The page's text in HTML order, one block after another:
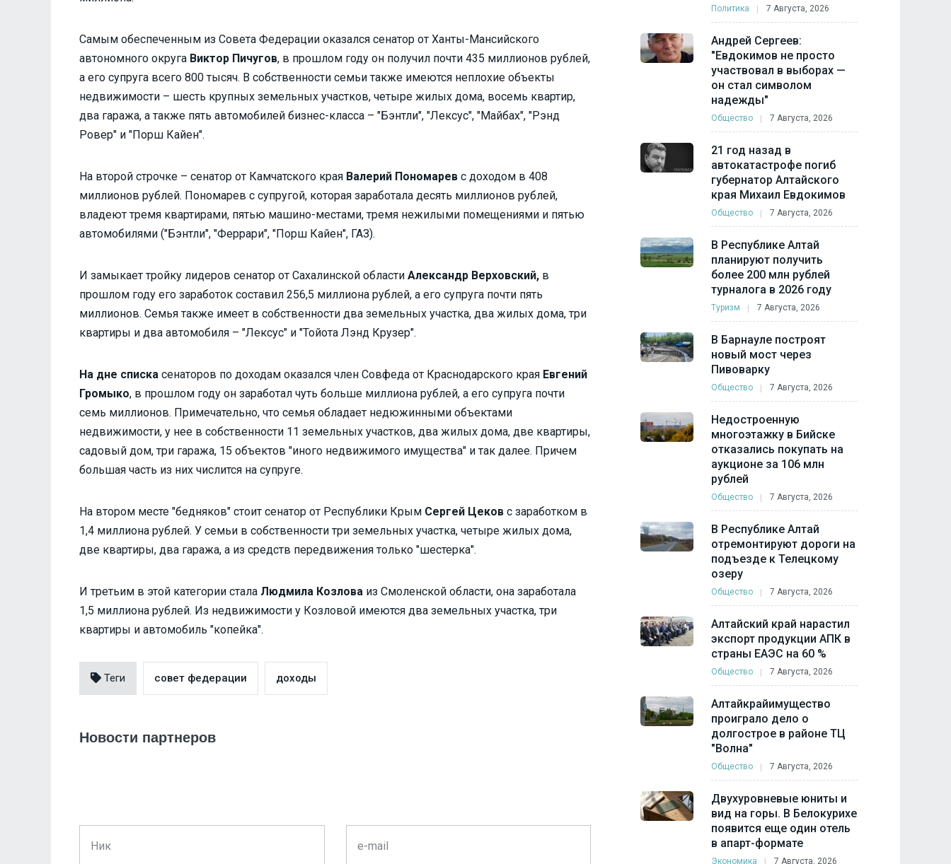
Самым обеспеченным из Совета Федерации оказался сенатор от Ханты-Мансийского
автономного округа Виктор Пичугов, в прошлом году он получил почти 435 миллионов рублей,
а его супруга всего 800 тысяч. В собственности семьи также имеются неплохие объекты
недвижимости – шесть крупных земельных участков, четыре жилых дома, восемь квартир,
два гаража, а также пять автомобилей бизнес-класса – "Бэнтли", "Лексус", "Майбах", "Рэнд
Ровер" и "Порш Кайен".
На второй строчке – сенатор от Камчатского края Валерий Пономарев с доходом в 408
миллионов рублей. Пономарев с супругой, которая заработала десять миллионов рублей,
владеют тремя квартирами, пятью машино-местами, тремя нежилыми помещениями и пятью
автомобилями ("Бэнтли", "Феррари", "Порш Кайен", ГАЗ).
И замыкает тройку лидеров сенатор от Сахалинской области Александр Верховский, в
прошлом году его заработок составил 256,5 миллиона рублей, а его супруга почти пять
миллионов. Семья также имеет в собственности два земельных участка, два жилых дома, три
квартиры и два автомобиля – "Лексус" и "Тойота Лэнд Крузер".
На дне списка сенаторов по доходам оказался член Совфеда от Краснодарского края Евгений
Громыко, в прошлом году он заработал чуть больше миллиона рублей, а его супруга почти
семь миллионов. Примечательно, что семья обладает недюжинными объектами
недвижимости, у нее в собственности 11 земельных участков, два жилых дома, две квартиры,
садовый дом, три гаража, 15 объектов "иного недвижимого имущества" и так далее. Причем
большая часть из них числится на супруге.
На втором месте "бедняков" стоит сенатор от Республики Крым Сергей Цеков с заработком в
1,4 миллиона рублей. У семьи в собственности три земельных участка, четыре жилых дома,
две квартиры, два гаража, а из средств передвижения только "шестерка".
И третьим в этой категории стала Людмила Козлова из Смоленской области, она заработала
1,5 миллиона рублей. Из недвижимости у Козловой имеются два земельных участка, три
квартиры и автомобиль "копейка".
Теги совет федерации доходы
Новости партнеров
Политика 7 Августа, 2026
Андрей Сергеев:
"Евдокимов не просто
участвовал в выборах —
он стал символом
надежды"
Общество 7 Августа, 2026
21 год назад в
автокатастрофе погиб
губернатор Алтайского
края Михаил Евдокимов
Общество 7 Августа, 2026
В Республике Алтай
планируют получить
более 200 млн рублей
турналога в 2026 году
Туризм 7 Августа, 2026
В Барнауле построят
новый мост через
Пивоварку
Общество 7 Августа, 2026
Недостроенную
многоэтажку в Бийске
отказались покупать на
аукционе за 106 млн
рублей
Общество 7 Августа, 2026
В Республике Алтай
отремонтируют дороги на
подъезде к Телецкому
озеру
Общество 7 Августа, 2026
Алтайский край нарастил
экспорт продукции АПК в
страны ЕАЭС на 60 %
Общество 7 Августа, 2026
Алтайкрайимущество
проиграло дело о
долгострое в районе ТЦ
"Волна"
Общество 7 Августа, 2026
Двухуровневые юниты и
вид на горы. В Белокурихе
появится еще один отель
в апарт-формате
Экономика 7 Августа, 2026